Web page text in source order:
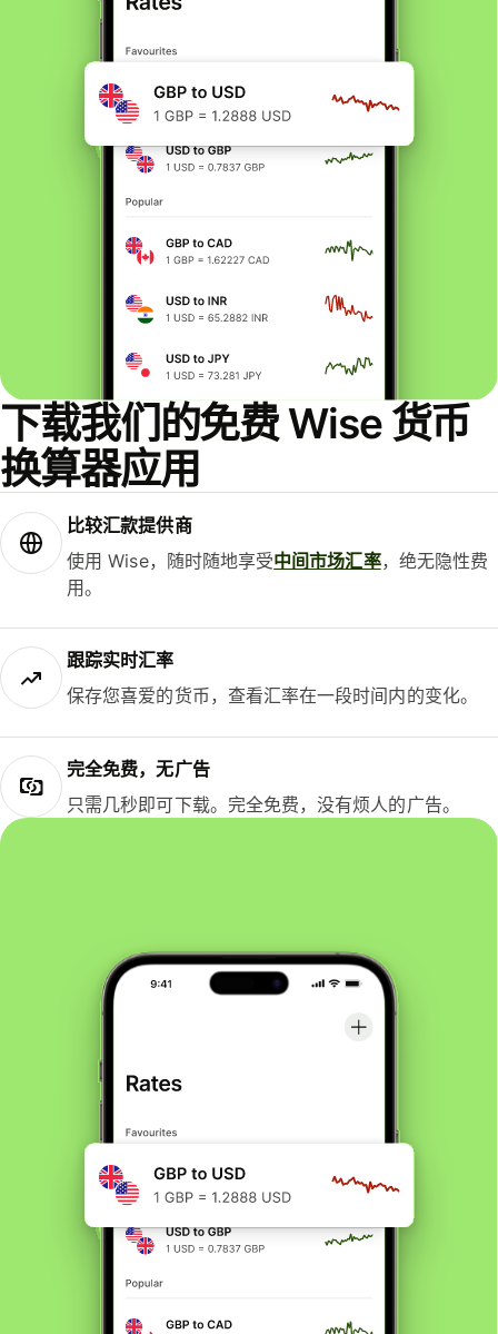
下载我们的免费 Wise 货币
换算器应用
比较汇款提供商
使用 Wise，随时随地享受中间市场汇率，绝无隐性费
用。
跟踪实时汇率
保存您喜爱的货币，查看汇率在一段时间内的变化。
完全免费，无广告
只需几秒即可下载。完全免费，没有烦人的广告。